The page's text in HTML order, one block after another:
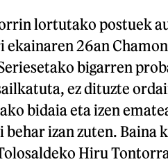
lortutako postuek
26an
bigarren
ez dituzte
bidaia eta izen
izan zuten. Baina
Hiru